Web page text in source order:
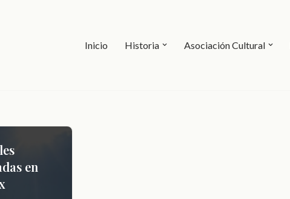
Inicio Historia Asociación Cultural
en